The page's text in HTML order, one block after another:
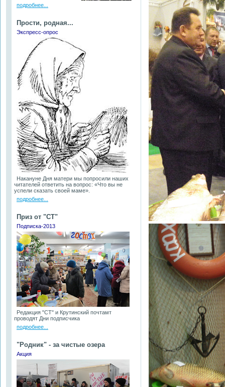
подробнее...
Прости, родная...
Экспресс-опрос
Накануне Дня матери мы попросили наших
читателей ответить на вопрос: «Что вы не
успели сказать своей маме».
подробнее...
Приз от "СТ"
Подписка-2013
Редакция "СТ" и Крутинский почтамт
проводят Дни подписчика
подробнее...
"Родник" - за чистые озера
Акция